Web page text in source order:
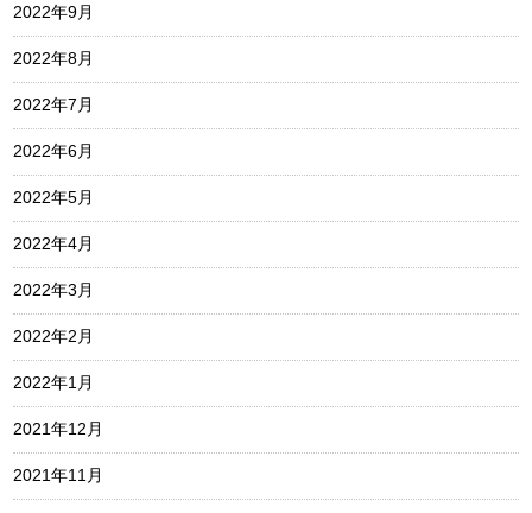
2022年9月
2022年8月
2022年7月
2022年6月
2022年5月
2022年4月
2022年3月
2022年2月
2022年1月
2021年12月
2021年11月